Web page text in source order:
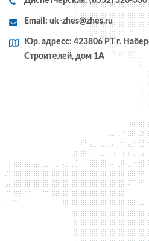
Email: uk-zhes@zhes.ru
Юр. адресс: 423806 РТ г.
Строителей, дом 1А